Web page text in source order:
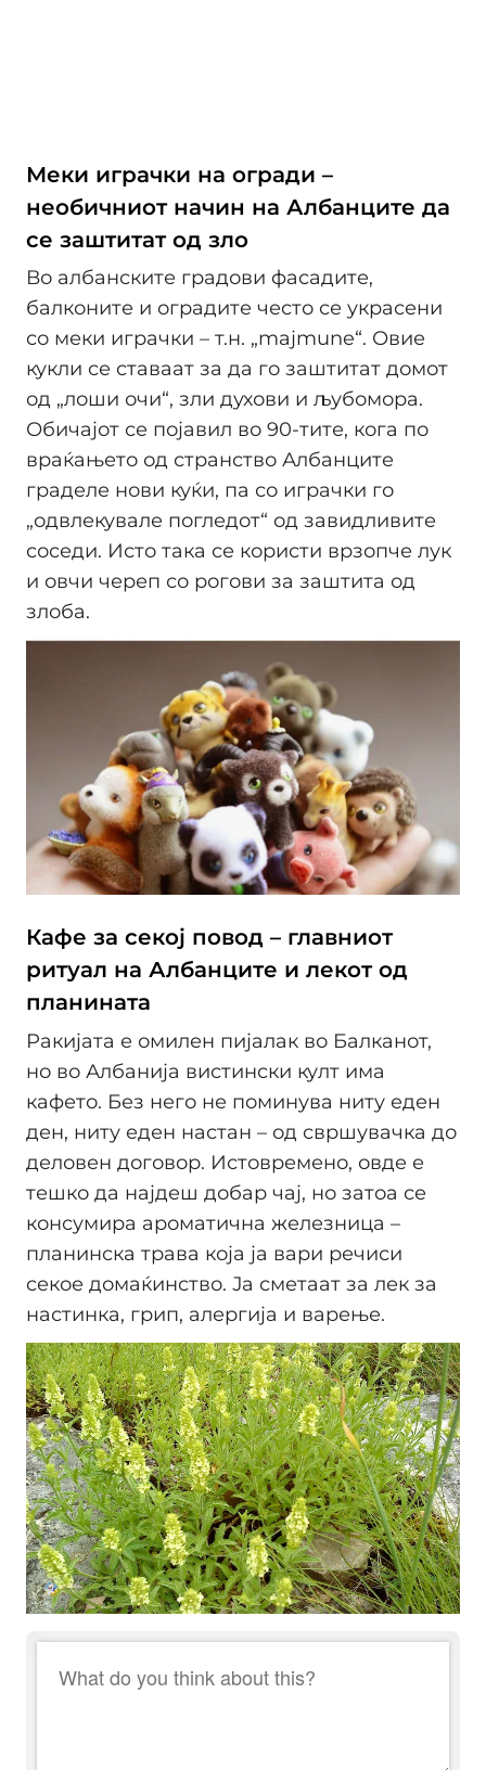
Меки играчки на огради –
необичниот начин на Албанците да
се заштитат од зло
Во албанските градови фасадите,
балконите и оградите често се украсени
со меки играчки – т.н. „majmune“. Овие
кукли се ставаат за да го заштитат домот
од „лоши очи“, зли духови и љубомора.
Обичајот се појавил во 90-тите, кога по
враќањето од странство Албанците
граделе нови куќи, па со играчки го
„одвлекувале погледот“ од завидливите
соседи. Исто така се користи врзопче лук
и овчи череп со рогови за заштита од
злоба.
Кафе за секој повод – главниот
ритуал на Албанците и лекот од
планината
Ракијата е омилен пијалак во Балканот,
но во Албанија вистински култ има
кафето. Без него не поминува ниту еден
ден, ниту еден настан – од свршувачка до
деловен договор. Истовремено, овде е
тешко да најдеш добар чај, но затоа се
консумира ароматична железница –
планинска трава која ја вари речиси
секое домаќинство. Ја сметаат за лек за
настинка, грип, алергија и варење.